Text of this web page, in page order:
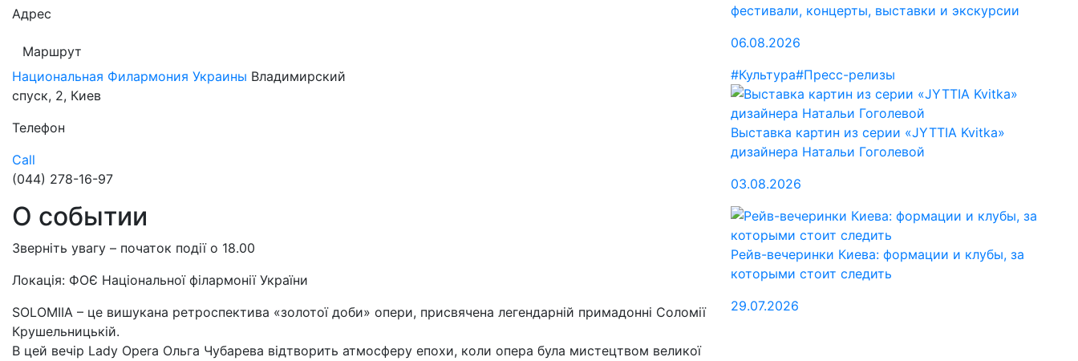
Адрес
Маршрут
Национальная Филармония Украины Владимирский
спуск, 2, Киев
Телефон
Call
(044) 278-16-97
О событии
Зверніть увагу – початок події о 18.00
Локація: ФОЄ Національної філармонії України
SOLOMIIA – це вишукана ретроспектива «золотої доби» опери, присвячена легендарній примадонні Соломії
Крушельницькій.
В цей вечір Lady Opera Ольга Чубарева відтворить атмосферу епохи, коли опера була мистецтвом великої
фестивали, концерты, выставки и экскурсии
06.08.2026
#Культура#Пресс-релизы
Выставка картин из серии «JYTTIA Kvitka»
дизайнера Натальи Гоголевой
03.08.2026
Рейв-вечеринки Киева: формации и клубы, за
которыми стоит следить
29.07.2026